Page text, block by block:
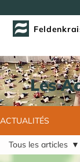
Les
ACTUALITÉS
Tous les articles